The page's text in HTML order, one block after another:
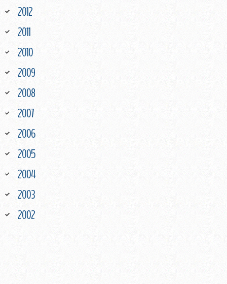
2012
2011
2010
2009
2008
2007
2006
2005
2004
2003
2002